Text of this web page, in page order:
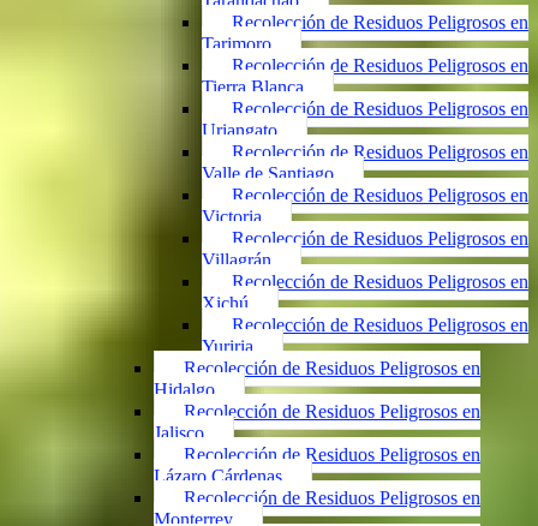
Recolección de Residuos Peligrosos en
Tarimoro
Recolección de Residuos Peligrosos en
Tierra Blanca
Recolección de Residuos Peligrosos en
Uriangato
Recolección de Residuos Peligrosos en
Valle de Santiago
Recolección de Residuos Peligrosos en
Victoria
Recolección de Residuos Peligrosos en
Villagrán
Recolección de Residuos Peligrosos en
Xichú
Recolección de Residuos Peligrosos en
Yuriria
Recolección de Residuos Peligrosos en
Hidalgo
Recolección de Residuos Peligrosos en
Jalisco
Recolección de Residuos Peligrosos en
Lázaro Cárdenas
Recolección de Residuos Peligrosos en
Monterrey